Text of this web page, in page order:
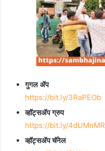
गुगल ॲप
https://bit.ly/3RaPEOb
व्हॉट्सॲप ग्रुप
https://bit.ly/4dUMnMR
व्हॉट्सॲप चॅनेल